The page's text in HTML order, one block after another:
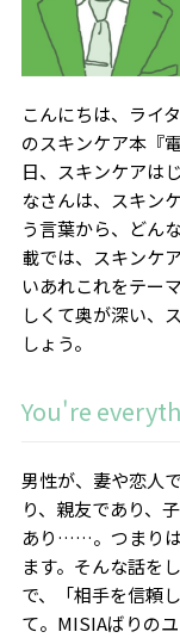
こんにちは、ライ
のスキンケア本『
日、スキンケアは
なさんは、スキン
う言葉から、どん
載では、スキンケ
いあれこれをテー
しくて奥が深い、
しょう。
You're
男性が、妻や恋人
り、親友であり、
あり……。つまりは
ます。そんな話を
で、「相手を信頼
て。 MISIAばりの